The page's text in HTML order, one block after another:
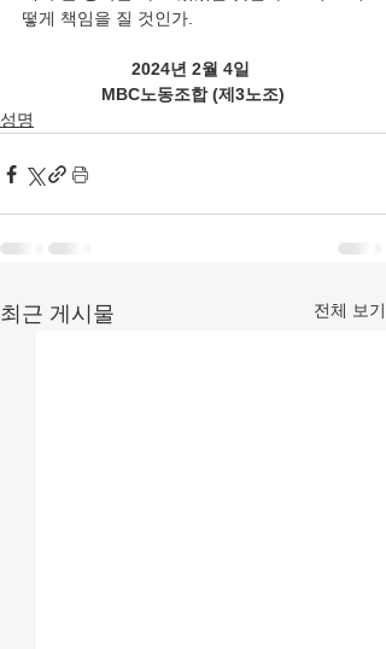
떻게 책임을 질 것인가.
2024년 2월 4일
MBC노동조합 (제3노조)
성명
최근 게시물 전체 보기